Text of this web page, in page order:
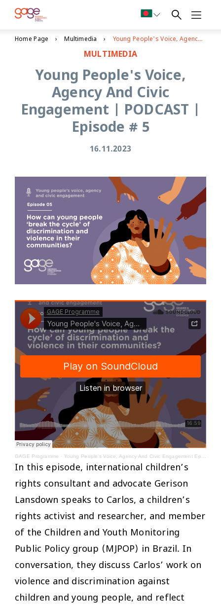
Home Page Multimedia Young People's Voice, Agency And Civic Engagement | PODCAST | Episode # 5
MULTIMEDIA
Young People's Voice,
Agency And Civic
Engagement | PODCAST |
Episode # 5
16.11.2023
GAGE Programme · Young People's Voice, Agency And Civic Engagement Episode 5
In this episode, international children’s
rights consultant and advocate Gerison
Lansdown speaks to Carlos, a children’s
rights activist and researcher, and member
of the Children and Youth Monitoring
Public Policy group (MJPOP) in Brazil. In
conversation, they discuss Carlos’ work on
violence and discrimination against
children and young people, and reflect